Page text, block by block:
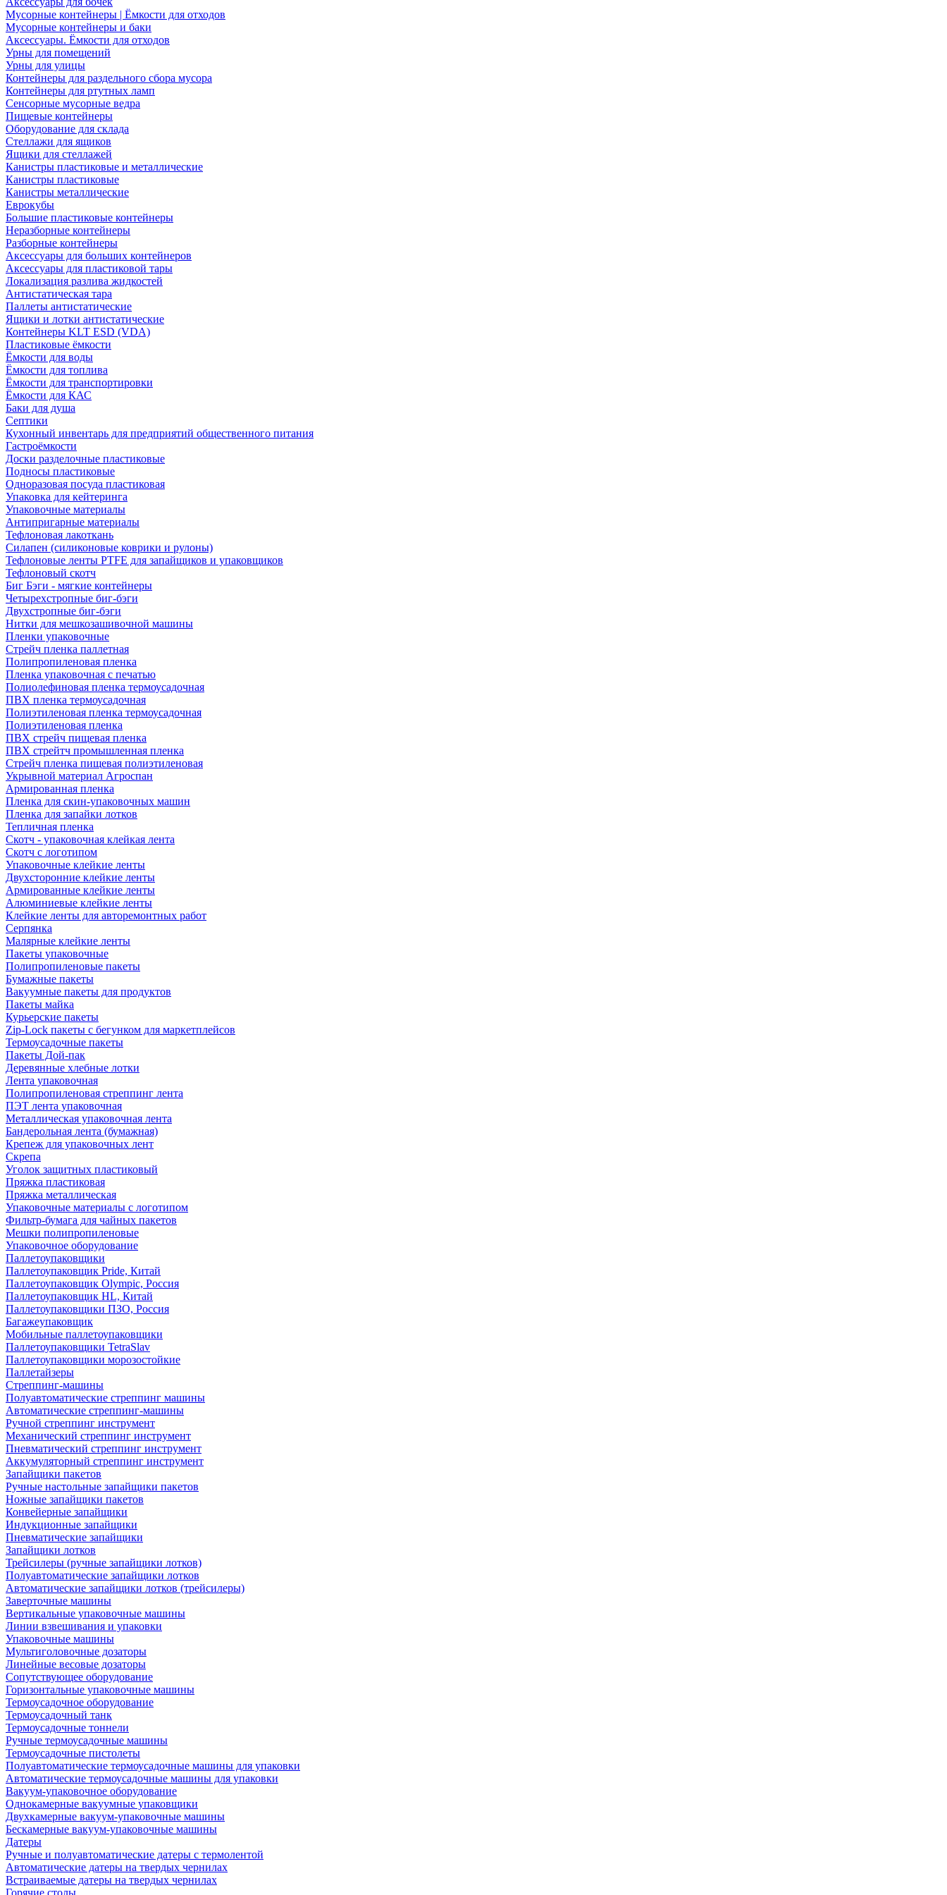
Мусорные контейнеры | Ёмкости для отходов
Мусорные контейнеры и баки
Аксессуары. Ёмкости для отходов
Урны для помещений
Урны для улицы
Контейнеры для раздельного сбора мусора
Контейнеры для ртутных ламп
Сенсорные мусорные ведра
Пищевые контейнеры
Оборудование для склада
Стеллажи для ящиков
Ящики для стеллажей
Канистры пластиковые и металлические
Канистры пластиковые
Канистры металлические
Еврокубы
Большие пластиковые контейнеры
Неразборные контейнеры
Разборные контейнеры
Аксессуары для больших контейнеров
Аксессуары для пластиковой тары
Локализация разлива жидкостей
Антистатическая тара
Паллеты антистатические
Ящики и лотки антистатические
Контейнеры KLT ESD (VDA)
Пластиковые ёмкости
Ёмкости для воды
Ёмкости для топлива
Ёмкости для транспортировки
Ёмкости для КАС
Баки для душа
Септики
Кухонный инвентарь для предприятий общественного питания
Гастроёмкости
Доски разделочные пластиковые
Подносы пластиковые
Одноразовая посуда пластиковая
Упаковка для кейтеринга
Упаковочные материалы
Антипригарные материалы
Тефлоновая лакоткань
Силапен (силиконовые коврики и рулоны)
Тефлоновые ленты PTFE для запайщиков и упаковщиков
Тефлоновый скотч
Биг Бэги - мягкие контейнеры
Четырехстропные биг-бэги
Двухстропные биг-бэги
Нитки для мешкозашивочной машины
Пленки упаковочные
Стрейч пленка паллетная
Полипропиленовая пленка
Пленка упаковочная с печатью
Полиолефиновая пленка термоусадочная
ПВХ пленка термоусадочная
Полиэтиленовая пленка термоусадочная
Полиэтиленовая пленка
ПВХ стрейч пищевая пленка
ПВХ стрейтч промышленная пленка
Стрейч пленка пищевая полиэтиленовая
Укрывной материал Агроспан
Армированная пленка
Пленка для скин-упаковочных машин
Пленка для запайки лотков
Тепличная пленка
Скотч - упаковочная клейкая лента
Скотч с логотипом
Упаковочные клейкие ленты
Двухсторонние клейкие ленты
Армированные клейкие ленты
Алюминиевые клейкие ленты
Клейкие ленты для авторемонтных работ
Серпянка
Малярные клейкие ленты
Пакеты упаковочные
Полипропиленовые пакеты
Бумажные пакеты
Вакуумные пакеты для продуктов
Пакеты майка
Курьерские пакеты
Zip-Lock пакеты с бегунком для маркетплейсов
Термоусадочные пакеты
Пакеты Дой-пак
Деревянные хлебные лотки
Лента упаковочная
Полипропиленовая стреппинг лента
ПЭТ лента упаковочная
Металлическая упаковочная лента
Бандерольная лента (бумажная)
Крепеж для упаковочных лент
Скрепа
Уголок защитных пластиковый
Пряжка пластиковая
Пряжка металлическая
Упаковочные материалы с логотипом
Фильтр-бумага для чайных пакетов
Мешки полипропиленовые
Упаковочное оборудование
Паллетоупаковщики
Паллетоупаковщик Pride, Китай
Паллетоупаковщик Olympic, Россия
Паллетоупаковщик HL, Китай
Паллетоупаковщики ПЗО, Россия
Багажеупаковщик
Мобильные паллетоупаковщики
Паллетоупаковщики TetraSlav
Паллетоупаковщики морозостойкие
Паллетайзеры
Стреппинг-машины
Полуавтоматические стреппинг машины
Автоматические стреппинг-машины
Ручной стреппинг инструмент
Механический стреппинг инструмент
Пневматический стреппинг инструмент
Аккумуляторный стреппинг инструмент
Запайщики пакетов
Ручные настольные запайщики пакетов
Ножные запайщики пакетов
Конвейерные запайщики
Индукционные запайщики
Пневматические запайщики
Запайщики лотков
Трейсилеры (ручные запайщики лотков)
Полуавтоматические запайщики лотков
Автоматические запайщики лотков (трейсилеры)
Заверточные машины
Вертикальные упаковочные машины
Линии взвешивания и упаковки
Упаковочные машины
Мультиголовочные дозаторы
Линейные весовые дозаторы
Сопутствующее оборудование
Горизонтальные упаковочные машины
Термоусадочное оборудование
Термоусадочный танк
Термоусадочные тоннели
Ручные термоусадочные машины
Термоусадочные пистолеты
Полуавтоматические термоусадочные машины для упаковки
Автоматические термоусадочные машины для упаковки
Вакуум-упаковочное оборудование
Однокамерные вакуумные упаковщики
Двухкамерные вакуум-упаковочные машины
Бескамерные вакуум-упаковочные машины
Датеры
Ручные и полуавтоматические датеры с термолентой
Автоматические датеры на твердых чернилах
Встраиваемые датеры на твердых чернилах
Горячие столы